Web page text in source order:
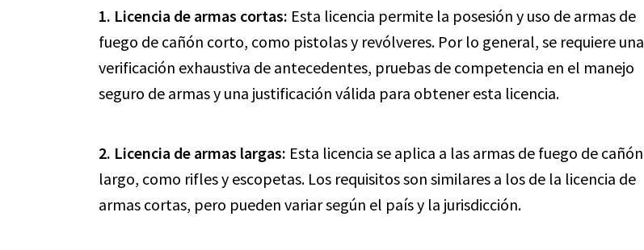
1. Licencia de armas cortas: Esta licencia permite la posesión y uso de armas de
fuego de cañón corto, como pistolas y revólveres. Por lo general, se requiere una
verificación exhaustiva de antecedentes, pruebas de competencia en el manejo
seguro de armas y una justificación válida para obtener esta licencia.
2. Licencia de armas largas: Esta licencia se aplica a las armas de fuego de cañón
largo, como rifles y escopetas. Los requisitos son similares a los de la licencia de
armas cortas, pero pueden variar según el país y la jurisdicción.